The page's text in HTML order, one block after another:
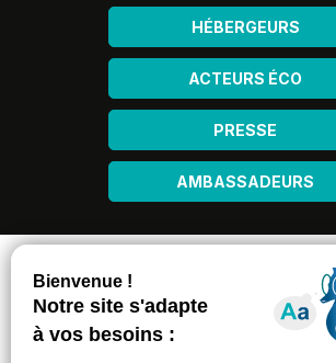
HÉBERGEURS
ACTEURS ÉCO
PRESSE
AMBASSADEURS